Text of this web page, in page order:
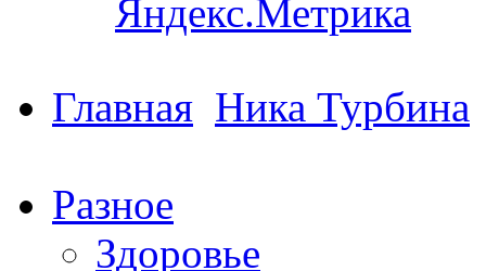
Главная Ника Турбина
Разное
Здоровье